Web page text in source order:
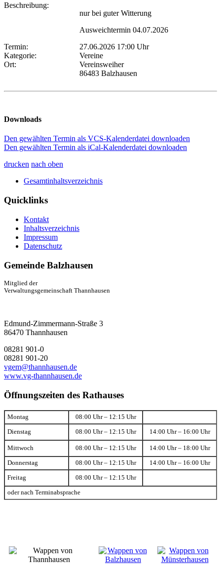
Beschreibung:
nur bei guter Witterung
Ausweichtermin 04.07.2026
Termin:
27.06.2026 17:00 Uhr
Kategorie:
Vereine
Ort:
Vereinsweiher
86483 Balzhausen
Downloads
Den gewählten Termin als VCS-Kalenderdatei downloaden
Den gewählten Termin als iCal-Kalenderdatei downloaden
drucken nach oben
Gesamtinhaltsverzeichnis
Quicklinks
Kontakt
Inhaltsverzeichnis
Impressum
Datenschutz
Gemeinde Balzhausen
Mitglied der
Verwaltungsgemeinschaft Thannhausen
Edmund-Zimmermann-Straße 3
86470 Thannhausen
08281 901-0
08281 901-20
vgem@thannhausen.de
www.vg-thannhausen.de
Öffnungszeiten des Rathauses
Montag 08:00 Uhr – 12:15 Uhr
Dienstag 08:00 Uhr – 12:15 Uhr 14:00 Uhr – 16:00 Uhr
Mittwoch 08:00 Uhr – 12:15 Uhr 14:00 Uhr – 18:00 Uhr
Donnerstag 08:00 Uhr – 12:15 Uhr 14:00 Uhr – 16:00 Uhr
Freitag 08:00 Uhr – 12:15 Uhr
oder nach Terminabsprache